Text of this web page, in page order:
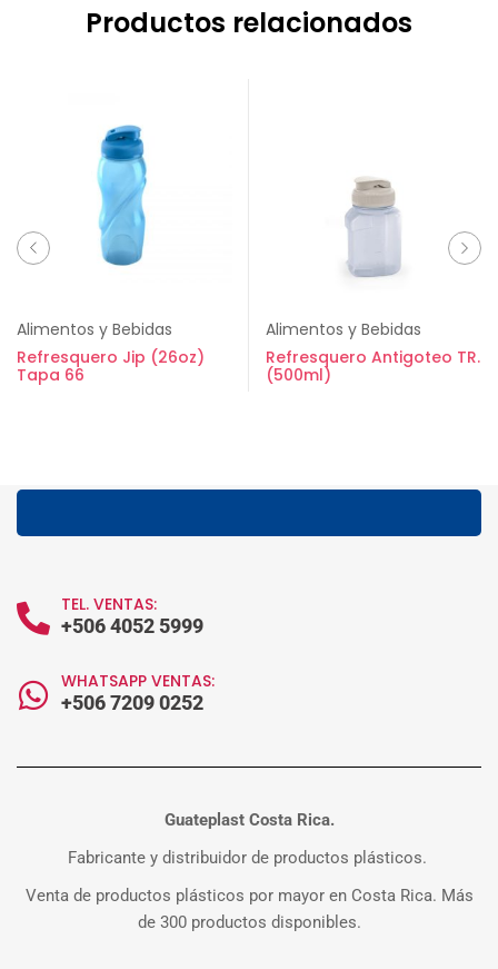
Productos relacionados
Alimentos y Bebidas
Refresquero Jip (26oz)
Tapa 66
Alimentos y Bebidas
Refresquero Antigoteo TR.
(500ml)
TEL. VENTAS:
+506 4052 5999
WHATSAPP VENTAS:
+506 7209 0252
Guateplast Costa Rica.
Fabricante y distribuidor de productos plásticos.
Venta de productos plásticos por mayor en Costa Rica. Más
de 300 productos disponibles.